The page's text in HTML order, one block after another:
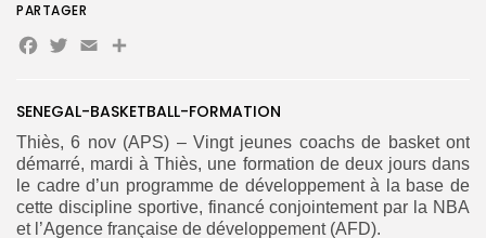
Search
for:
SENEGAL-BASKETBALL-FORMATION
Thiès, 6 nov (APS) – Vingt jeunes coachs de basket ont
démarré, mardi à Thiès, une formation de deux jours dans
le cadre d’un programme de développement à la base de
cette discipline sportive, financé conjointement par la NBA
et l’Agence française de développement (AFD).
PARTAGER
Facebook
Twitter
EmailPartager